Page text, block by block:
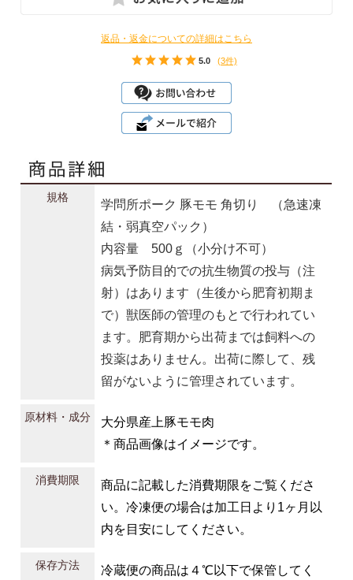
返品・返金についての詳細はこちら
5.0 (3件)
規格
学問所ポーク 豚モモ 角切り （急速凍
結・弱真空パック）
内容量 500ｇ（小分け不可）
病気予防目的での抗生物質の投与（注
射）はあります（生後から肥育初期ま
で）獣医師の管理のもとで行われてい
ます。肥育期から出荷までは飼料への
投薬はありません。出荷に際して、残
留がないように管理されています。
原材料・成分
大分県産上豚モモ肉
＊商品画像はイメージです。
消費期限
商品に記載した消費期限をご覧くださ
い。冷凍便の場合は加工日より1ヶ月以
内を目安にしてください。
保存方法 冷蔵便の商品は４℃以下で保管してく